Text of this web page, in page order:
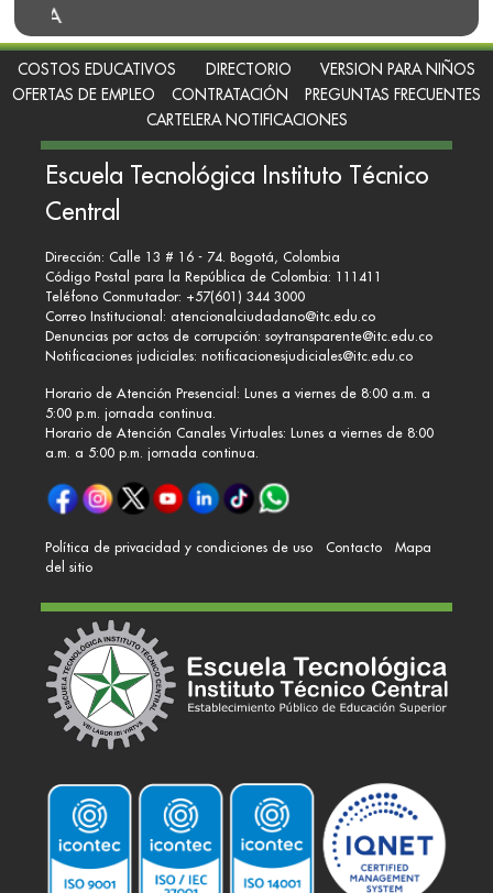
COSTOS EDUCATIVOS DIRECTORIO
VERSION PARA NIÑOS
OFERTAS DE EMPLEO
CONTRATACIÓN
PREGUNTAS FRECUENTES
CARTELERA NOTIFICACIONES
Escuela Tecnológica Instituto Técnico
Central
Dirección: Calle 13 # 16 - 74. Bogotá, Colombia
Código Postal para la República de Colombia: 111411
Teléfono Conmutador: +57(601) 344 3000
Correo Institucional: atencionalciudadano@itc.edu.co
Denuncias por actos de corrupción: soytransparente@itc.edu.co
Notificaciones judiciales: notificacionesjudiciales@itc.edu.co
Horario de Atención Presencial: Lunes a viernes de 8:00 a.m. a
5:00 p.m. jornada continua.
Horario de Atención Canales Virtuales: Lunes a viernes de 8:00
a.m. a 5:00 p.m. jornada continua.
Política de privacidad y condiciones de uso Contacto
Mapa
del sitio